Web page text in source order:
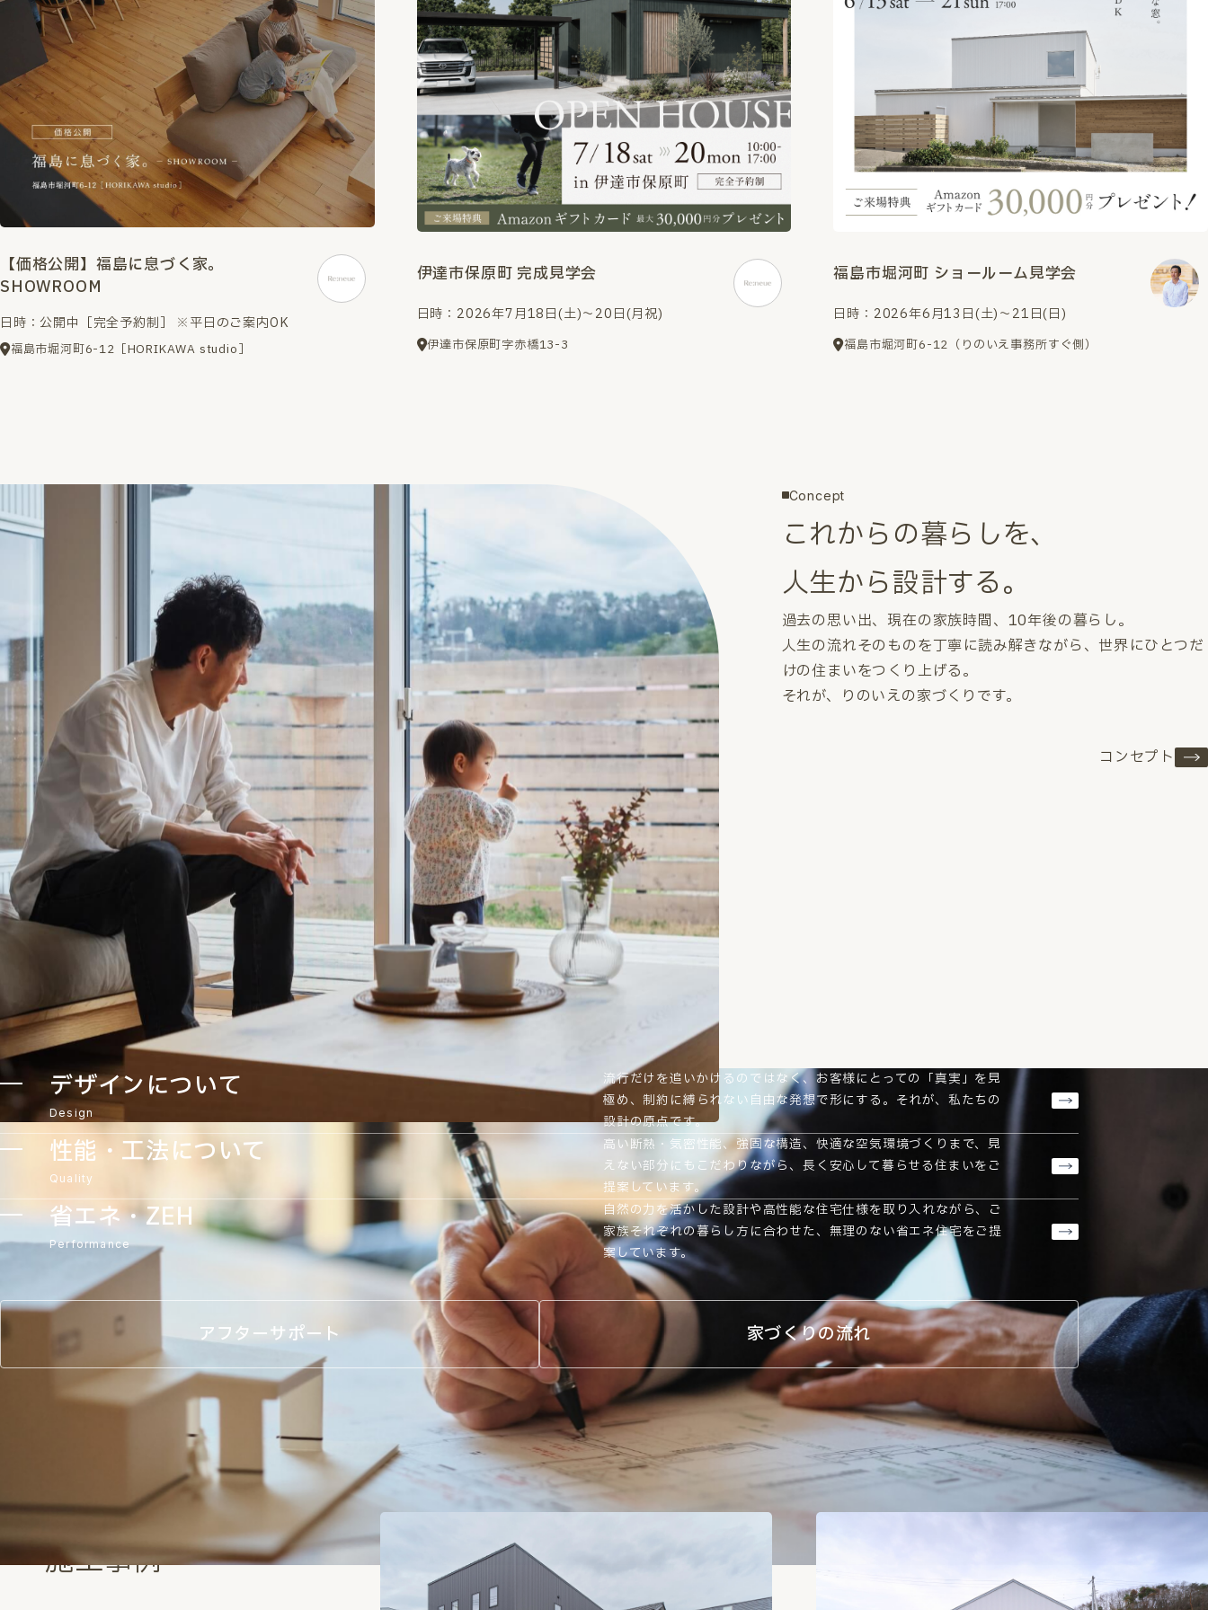
【価格公開】福島に息づく家。
SHOWROOM
日時：公開中［完全予約制］ ※平日のご案内OK
福島市堀河町6-12［HORIKAWA studio］
伊達市保原町 完成見学会
日時：2026年7月18日(土)～20日(月祝)
伊達市保原町字赤橋13-3
福島市堀河町 ショールーム見学会
日時：2026年6月13日(土)～21日(日)
福島市堀河町6-12（りのいえ事務所すぐ側）
Concept
これからの暮らしを、
人生から設計する。
過去の思い出、現在の家族時間、10年後の暮らし。
人生の流れそのものを丁寧に読み解きながら、世界にひとつだ
けの住まいをつくり上げる。
それが、りのいえの家づくりです。
コンセプト
デザインについて
Design
流行だけを追いかけるのではなく、お客様にとっての「真実」を見
極め、制約に縛られない自由な発想で形にする。それが、私たちの
設計の原点です。
性能・工法について
Quality
高い断熱・気密性能、強固な構造、快適な空気環境づくりまで、見
えない部分にもこだわりながら、長く安心して暮らせる住まいをご
提案しています。
省エネ・ZEH
Performance
自然の力を活かした設計や高性能な住宅仕様を取り入れながら、ご
家族それぞれの暮らし方に合わせた、無理のない省エネ住宅をご提
案しています。
アフターサポート 家づくりの流れ
施工事例